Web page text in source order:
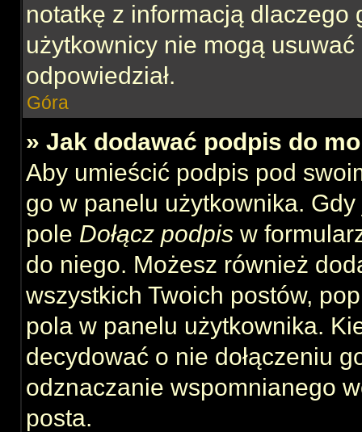
notatkę z informacją
użytkownicy nie mogą
odpowiedział.
Góra
» Jak dodawać podpis do
Aby umieścić podpis pod
go w panelu użytkownika.
pole Dołącz podpis w
do niego. Możesz również
wszystkich Twoich postów,
pola w panelu użytkownika.
decydować o nie dołączeniu
odznaczanie wspomnianego
posta.